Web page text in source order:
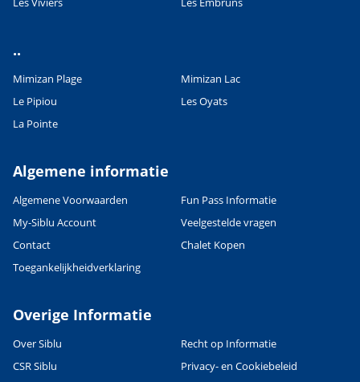
..
Mimizan Plage
Mimizan Lac
Le Pipiou
Les Oyats
La Pointe
Algemene informatie
Algemene Voorwaarden
Fun Pass Informatie
My-Siblu Account
Veelgestelde vragen
Contact
Chalet Kopen
Toegankelijkheidverklaring
Overige Informatie
Over Siblu
Recht op Informatie
CSR Siblu
Privacy- en Cookiebeleid